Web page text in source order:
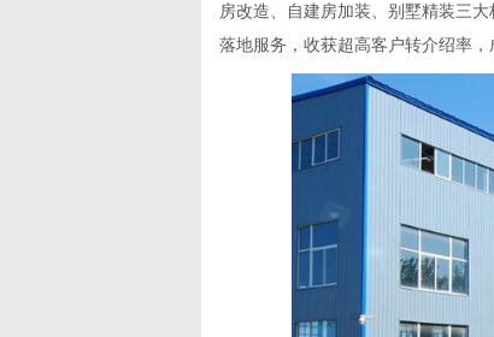
房改造、自建房加装、别墅精装三
落地服务，收获超高客户转介绍率